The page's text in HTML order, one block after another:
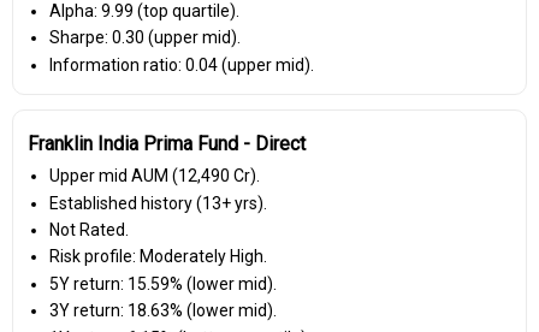
Alpha: 9.99 (top quartile).
Sharpe: 0.30 (upper mid).
Information ratio: 0.04 (upper mid).
Franklin India Prima Fund - Direct
Upper mid AUM (₹12,490 Cr).
Established history (13+ yrs).
Not Rated.
Risk profile: Moderately High.
5Y return: 15.59% (lower mid).
3Y return: 18.63% (lower mid).